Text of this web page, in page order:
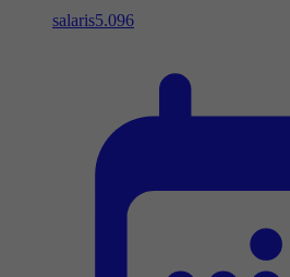
salaris5.096